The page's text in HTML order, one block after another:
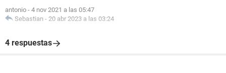
antonio - 4 nov 2021 a las 05:47
Sebastian - 20 abr 2023 a las 03:24
4 respuestas